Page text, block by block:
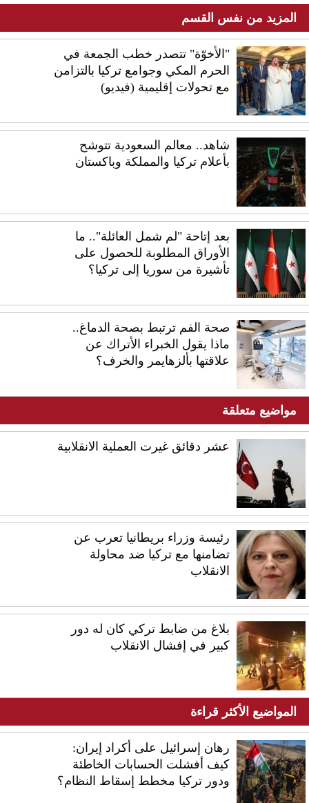
المزيد من نفس القسم
"الأخوّة" تتصدر خطب الجمعة في
الحرم المكي وجوامع تركيا بالتزامن
مع تحولات إقليمية (فيديو)
شاهد.. معالم السعودية تتوشح
بأعلام تركيا والمملكة وباكستان
بعد إتاحة "لم شمل العائلة".. ما
الأوراق المطلوبة للحصول على
تأشيرة من سوريا إلى تركيا؟
صحة الفم ترتبط بصحة الدماغ..
ماذا يقول الخبراء الأتراك عن
علاقتها بألزهايمر والخرف؟
مواضيع متعلقة
عشر دقائق غيرت العملية الانقلابية
رئيسة وزراء بريطانيا تعرب عن
تضامنها مع تركيا ضد محاولة
الانقلاب
بلاغ من ضابط تركي كان له دور
كبير في إفشال الانقلاب
المواضيع الأكثر قراءة
رهان إسرائيل على أكراد إيران:
كيف أفشلت الحسابات الخاطئة
ودور تركيا مخطط إسقاط النظام؟